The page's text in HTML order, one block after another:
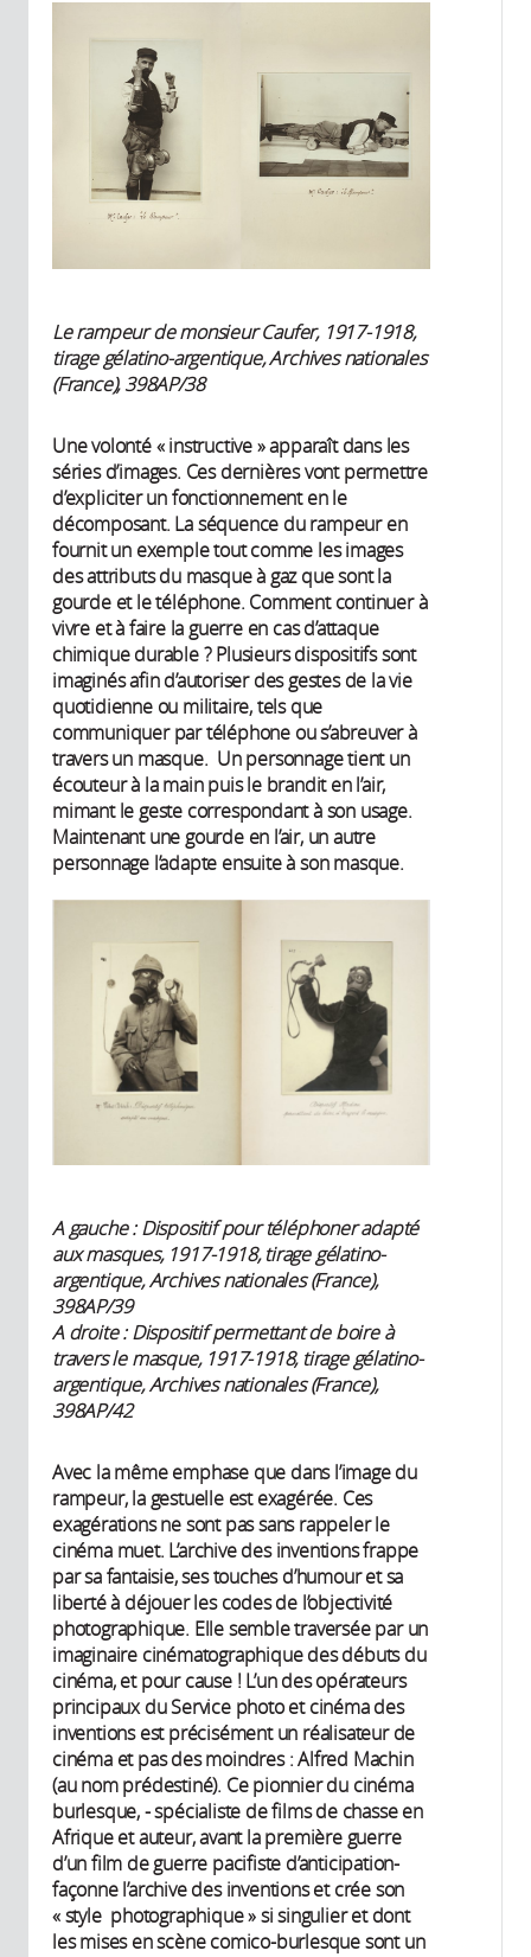
Le rampeur de monsieur Caufer, 1917-1918,
tirage gélatino-argentique, Archives nationales
(France), 398AP/38
Une volonté « instructive » apparaît dans les
séries d’images. Ces dernières vont permettre
d’expliciter un fonctionnement en le
décomposant. La séquence du rampeur en
fournit un exemple tout comme les images
des attributs du masque à gaz que sont la
gourde et le téléphone. Comment continuer à
vivre et à faire la guerre en cas d’attaque
chimique durable ? Plusieurs dispositifs sont
imaginés afin d’autoriser des gestes de la vie
quotidienne ou militaire, tels que
communiquer par téléphone ou s’abreuver à
travers un masque. Un personnage tient un
écouteur à la main puis le brandit en l’air,
mimant le geste correspondant à son usage.
Maintenant une gourde en l’air, un autre
personnage l’adapte ensuite à son masque.
A gauche : Dispositif pour téléphoner adapté
aux masques, 1917-1918, tirage gélatino-
argentique, Archives nationales (France),
398AP/39
A droite : Dispositif permettant de boire à
travers le masque, 1917-1918, tirage gélatino-
argentique, Archives nationales (France),
398AP/42
Avec la même emphase que dans l’image du
rampeur, la gestuelle est exagérée. Ces
exagérations ne sont pas sans rappeler le
cinéma muet. L’archive des inventions frappe
par sa fantaisie, ses touches d’humour et sa
liberté à déjouer les codes de l’objectivité
photographique. Elle semble traversée par un
imaginaire cinématographique des débuts du
cinéma, et pour cause ! L’un des opérateurs
principaux du Service photo et cinéma des
inventions est précisément un réalisateur de
cinéma et pas des moindres : Alfred Machin
(au nom prédestiné). Ce pionnier du cinéma
burlesque, - spécialiste de films de chasse en
Afrique et auteur, avant la première guerre
d’un film de guerre pacifiste d’anticipation-
façonne l’archive des inventions et crée son
« style photographique » si singulier et dont
les mises en scène comico-burlesque sont un